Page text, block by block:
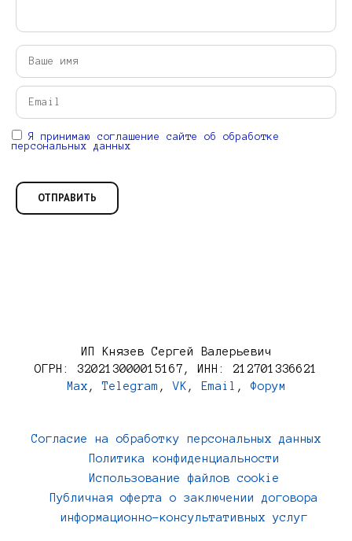
Я принимаю соглашение сайте об обработке
персональных данных
ИП Князев Сергей Валерьевич
ОГРН: 320213000015167, ИНН: 212701336621
Max ,Telegram ,VK , Email , Форум
Согласие на обработку персональных данных
Политика конфиденциальности
Использование файлов cookie
Публичная оферта о заключении договора
информационно-консультативных услуг